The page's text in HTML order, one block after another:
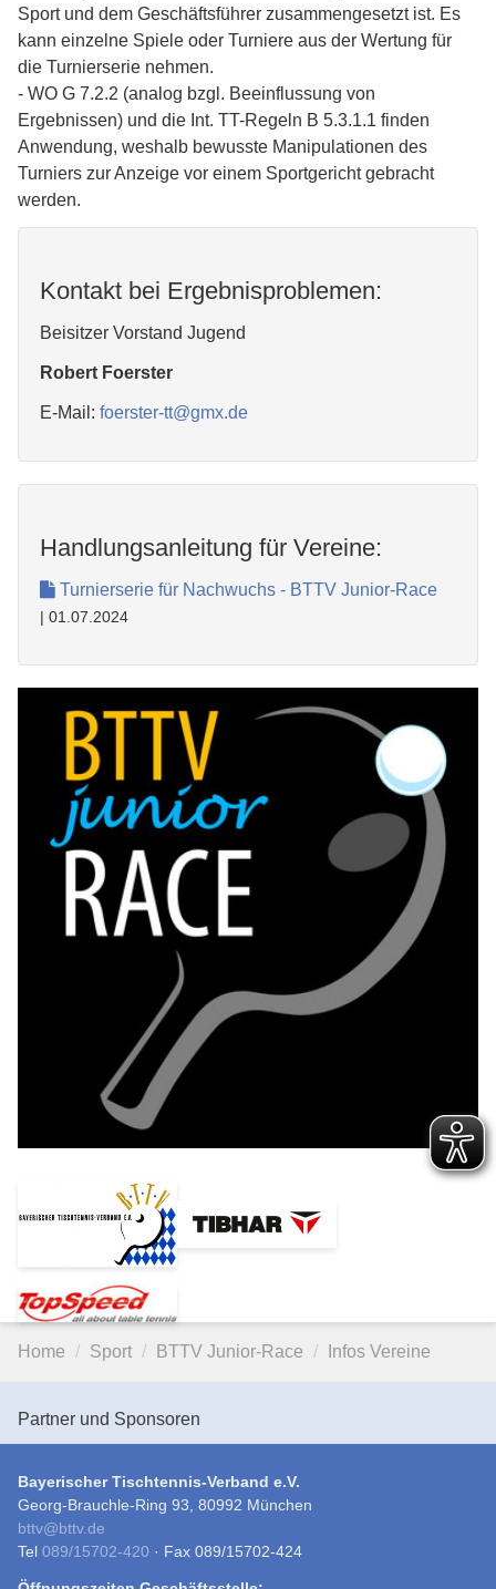
Sport und dem Geschäftsführer zusammengesetzt ist. Es
kann einzelne Spiele oder Turniere aus der Wertung für
die Turnierserie nehmen.
- WO G 7.2.2 (analog bzgl. Beeinflussung von
Ergebnissen) und die Int. TT-Regeln B 5.3.1.1 finden
Anwendung, weshalb bewusste Manipulationen des
Turniers zur Anzeige vor einem Sportgericht gebracht
werden.
Kontakt bei Ergebnisproblemen:
Beisitzer Vorstand Jugend
Robert Foerster
E-Mail: foerster-tt@gmx.de
Handlungsanleitung für Vereine:
Turnierserie für Nachwuchs - BTTV Junior-Race
| 01.07.2024
Home Sport BTTV Junior-Race Infos Vereine
Partner und Sponsoren
Bayerischer Tischtennis-Verband e.V.
Georg-Brauchle-Ring 93, 80992 München
bttv@bttv.de
Tel 089/15702-420 · Fax 089/15702-424